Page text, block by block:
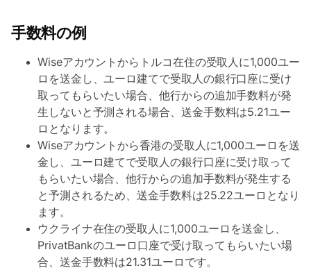
手数料の例
Wiseアカウントからトルコ在住の受取人に1,000ユー
ロを送金し、ユーロ建てで受取人の銀行口座に受け
取ってもらいたい場合、他行からの追加手数料が発
生しないと予測される場合、送金手数料は5.21ユー
ロとなります。
Wiseアカウントから香港の受取人に1,000ユーロを送
金し、ユーロ建てで受取人の銀行口座に受け取って
もらいたい場合、他行からの追加手数料が発生する
と予測されるため、送金手数料は25.22ユーロとなり
ます。
ウクライナ在住の受取人に1,000ユーロを送金し、
PrivatBankのユーロ口座で受け取ってもらいたい場
合、送金手数料は21.31ユーロです。